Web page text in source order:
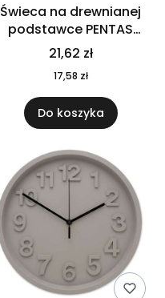
Świeca na drewnianej
podstawce PENTAS
MO6282-40
21,62 zł
17,58 zł
Do koszyka